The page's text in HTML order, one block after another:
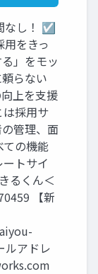
なし！ ☑
をきっ
」をモッ
らない
上を支援
は採用サ
管理、面
ての機能
トサイ
るくん＜
【新
ルアドレ